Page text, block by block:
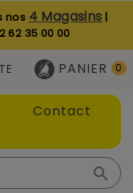
nos 4 Magasins |
62 35 00 00
PANIER 0
Contact
